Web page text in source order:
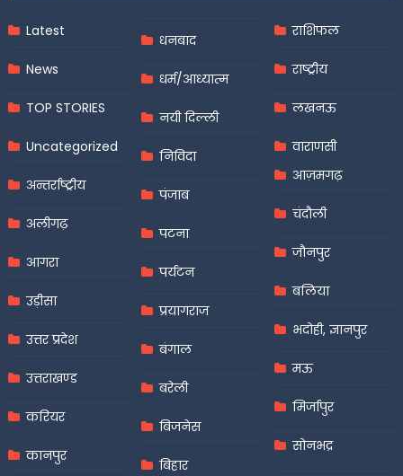
Latest
News
TOP STORIES
Uncategorized
अन्तर्राष्ट्रीय
अलीगढ़
आगरा
उड़ीसा
उत्तर प्रदेश
उत्तराखण्ड
करियर
कानपुर
धनबाद
धर्म/आध्यात्म
नयी दिल्ली
निविदा
पंजाब
पटना
पर्यटन
प्रयागराज
बंगाल
बरेली
बिजनेस
बिहार
राशिफल
राष्ट्रीय
लखनऊ
वाराणसी
आज़मगढ़
चंदौली
जौनपुर
बलिया
भदोही, ज्ञानपुर
मऊ
मिर्जापुर
सोनभद्र